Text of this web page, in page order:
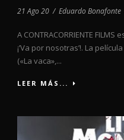
21 Ago 20 / Eduardo Bonafonte
A CONTRACORRIENTE
¡’Va por nosotras’!. La
(«La vaca»,...
LEER MÁS...